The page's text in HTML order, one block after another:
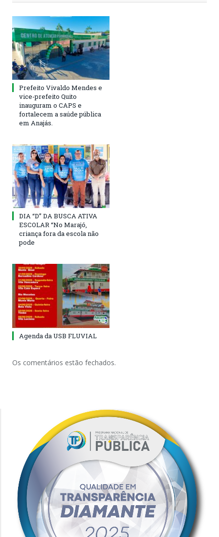
Prefeito Vivaldo Mendes e
vice-prefeito Quito
inauguram o CAPS e
fortalecem a saúde pública
em Anajás.
DIA “D” DA BUSCA ATIVA
ESCOLAR “No Marajó,
criança fora da escola não
pode
Agenda da USB FLUVIAL
Os comentários estão fechados.